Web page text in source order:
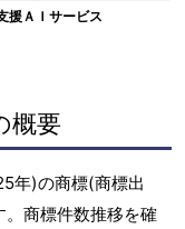
援ＡＩサービス
概要
年)の商標(商標出
商標件数推移を確